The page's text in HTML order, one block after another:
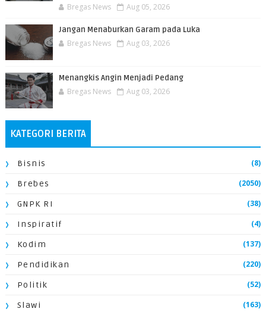
Bregas News Aug 05, 2026
Jangan Menaburkan Garam pada Luka
Bregas News Aug 03, 2026
Menangkis Angin Menjadi Pedang
Bregas News Aug 03, 2026
KATEGORI BERITA
Bisnis (8)
Brebes (2050)
GNPK RI (38)
Inspiratif (4)
Kodim (137)
Pendidikan (220)
Politik (52)
Slawi (163)